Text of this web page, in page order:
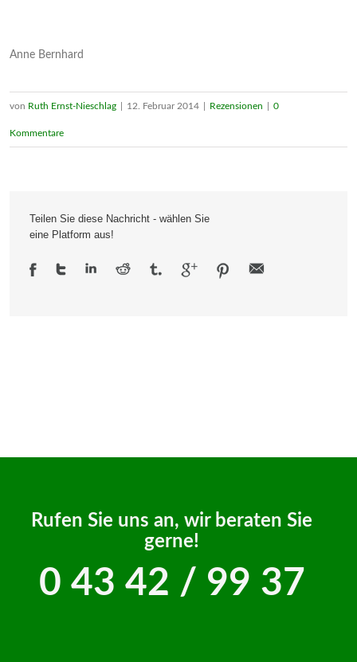
Anne Bernhard
von Ruth Ernst-Nieschlag 12. Februar 2014 Rezensionen 0
Kommentare
Teilen Sie diese Nachricht - wählen Sie
eine Platform aus!
Rufen Sie uns an, wir beraten Sie
gerne!
0 43 42 / 99 37